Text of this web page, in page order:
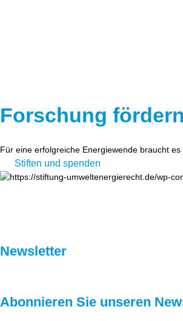
Forschung fördern
Für eine erfolgreiche Energiewende braucht
Stiften und spenden
Newsletter
Abonnieren Sie unseren